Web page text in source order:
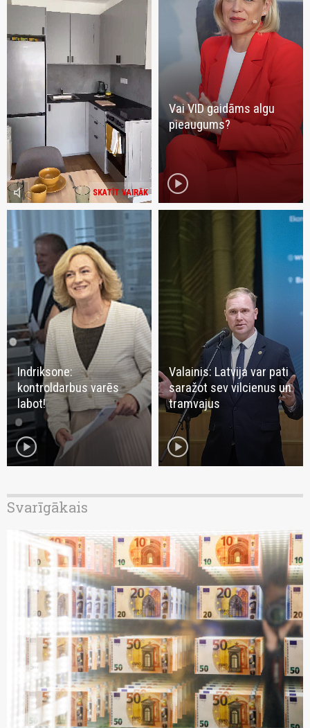
SKATĪT VAIRĀK
volume_mute
Vai VID gaidāms algu
pieaugums?
play_circle
Indriksone:
kontroldarbus varēs
labot!
play_circle
Valainis: Latvija var pati
saražot sev vilcienus un
tramvajus
play_circle
Svarīgākais